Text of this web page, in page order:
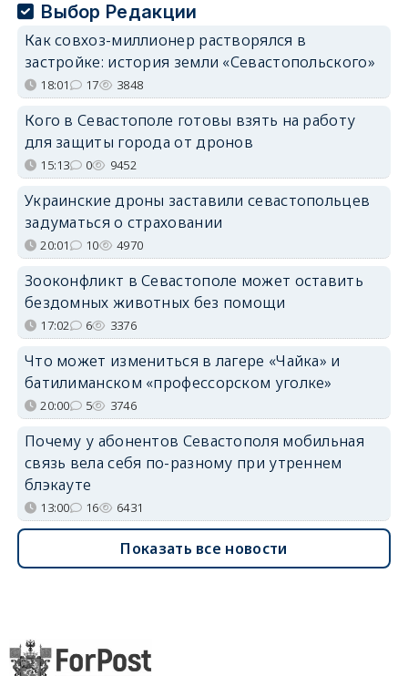
Выбор Редакции
Как совхоз-миллионер растворялся в
застройке: история земли «Севастопольского»
18:01 17 3848
Кого в Севастополе готовы взять на работу
для защиты города от дронов
15:13 0 9452
Украинские дроны заставили севастопольцев
задуматься о страховании
20:01 10 4970
Зооконфликт в Севастополе может оставить
бездомных животных без помощи
17:02 6 3376
Что может измениться в лагере «Чайка» и
батилиманском «профессорском уголке»
20:00 5 3746
Почему у абонентов Севастополя мобильная
связь вела себя по-разному при утреннем
блэкауте
13:00 16 6431
Показать все новости